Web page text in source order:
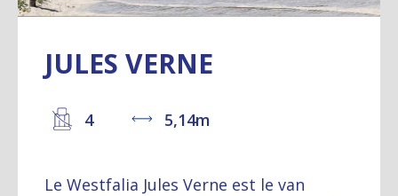
JULES VERNE
4 5,14m
Le Westfalia Jules Verne est le van